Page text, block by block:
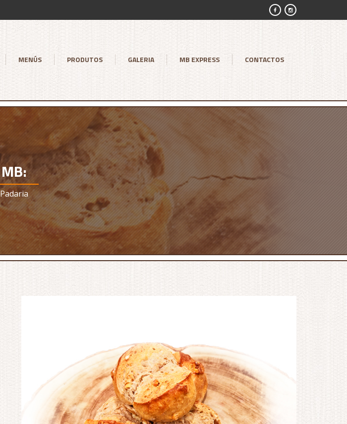
MENÚS PRODUTOS GALERIA MB EXPRESS CONTACTOS
MB:
Padaria